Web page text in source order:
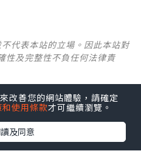
代表本站的立場。因此本站對
性及完整性不負任何法律責
群創作有價企劃》
美食丶親子丶寵物丶扮靚
善您的網站體驗，請確定
使用條款才可繼續瀏覽。
及同意